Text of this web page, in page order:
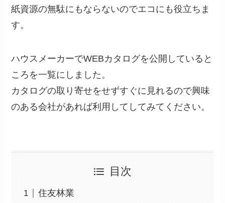
紙資源の無駄にもならないのでエコにも役立ちま
す。
ハウスメーカーでWEBカタログを公開していると
ころを一覧にしました。
カタログの取り寄せをせずすぐに見れるので興味
のある会社があれば利用してしてみてください。
目次
住友林業